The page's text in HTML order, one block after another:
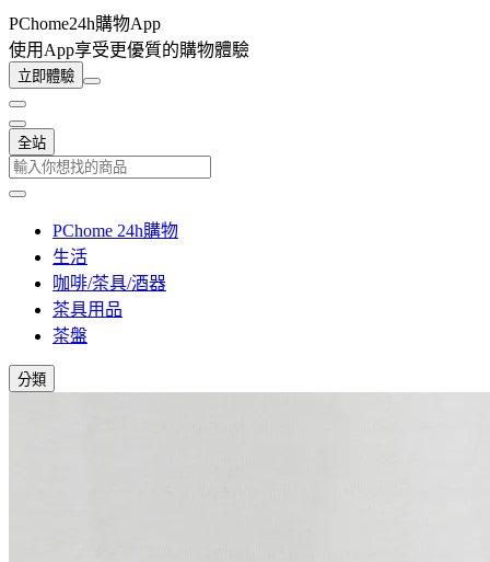
PChome24h購物App
使用App享受更優質的購物體驗
立即體驗
全站
PChome 24h購物
生活
咖啡/茶具/酒器
茶具用品
茶盤
分類